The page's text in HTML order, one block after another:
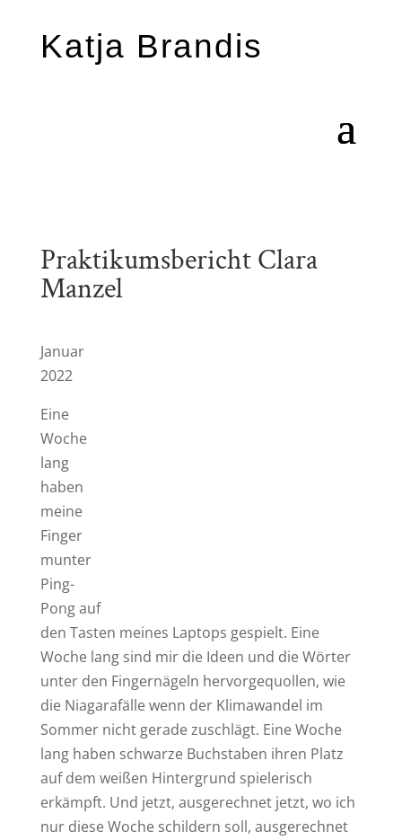
Katja Brandis
Praktikumsbericht Clara
Manzel
Januar
2022
Eine
Woche
lang
haben
meine
Finger
munter
Ping-
Pong auf
den Tasten meines Laptops gespielt. Eine
Woche lang sind mir die Ideen und die Wörter
unter den Fingernägeln hervorgequollen, wie
die Niagarafälle wenn der Klimawandel im
Sommer nicht gerade zuschlägt. Eine Woche
lang haben schwarze Buchstaben ihren Platz
auf dem weißen Hintergrund spielerisch
erkämpft. Und jetzt, ausgerechnet jetzt, wo ich
nur diese Woche schildern soll, ausgerechnet